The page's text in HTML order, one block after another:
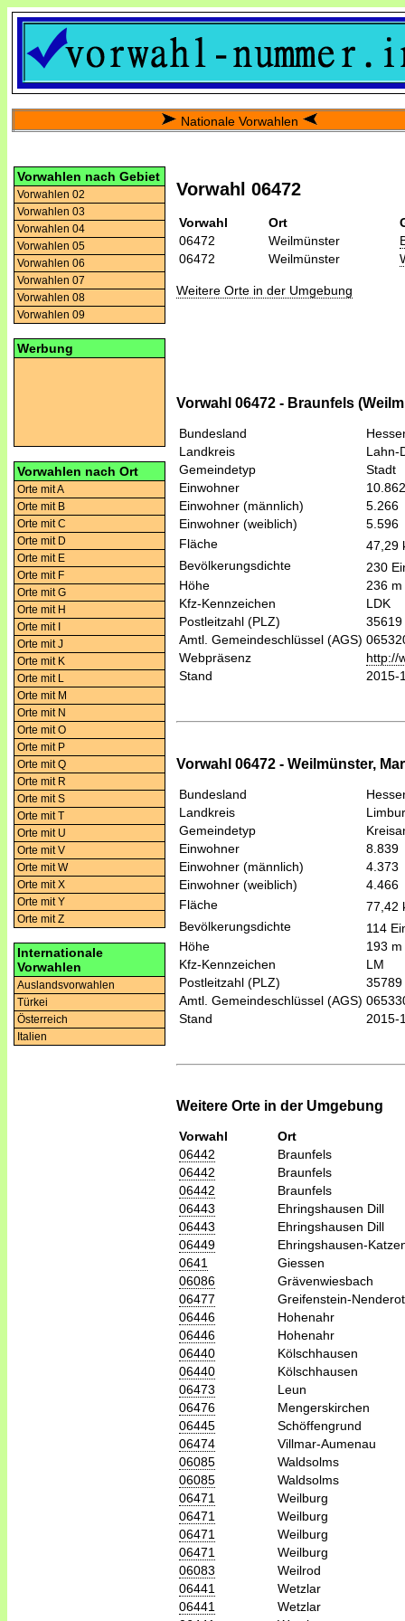
Nationale Vorwahlen
Vorwahlen nach Gebiet
Vorwahlen 02
Vorwahlen 03
Vorwahlen 04
Vorwahlen 05
Vorwahlen 06
Vorwahlen 07
Vorwahlen 08
Vorwahlen 09
Werbung
Vorwahlen nach Ort
Orte mit A
Orte mit B
Orte mit C
Orte mit D
Orte mit E
Orte mit F
Orte mit G
Orte mit H
Orte mit I
Orte mit J
Orte mit K
Orte mit L
Orte mit M
Orte mit N
Orte mit O
Orte mit P
Orte mit Q
Orte mit R
Orte mit S
Orte mit T
Orte mit U
Orte mit V
Orte mit W
Orte mit X
Orte mit Y
Orte mit Z
Internationale
Vorwahlen
Auslandsvorwahlen
Türkei
Österreich
Italien
Vorwahl 06472
Vorwahl Ort
06472
Weilmünster
06472
Weilmünster
Weitere Orte in der Umgebung
Vorwahl 06472 - Braunfels
Bundesland
Landkreis
Lahn-
Gemeindetyp
Stadt
Einwohner
10.862
Einwohner (männlich)
5.266
Einwohner (weiblich)
5.596
Fläche
47,29
Bevölkerungsdichte
230
Höhe
236 m
Kfz-Kennzeichen
LDK
Postleitzahl (PLZ)
35619
Amtl. Gemeindeschlüssel (AGS)
Webpräsenz
http://
Stand
2015-
Vorwahl 06472 - Weilmünster,
Bundesland
Landkreis
Gemeindetyp
Einwohner
8.839
Einwohner (männlich)
4.373
Einwohner (weiblich)
4.466
Fläche
77,42
Bevölkerungsdichte
114
Höhe
193
Kfz-Kennzeichen
LM
Postleitzahl (PLZ)
35789
Amtl. Gemeindeschlüssel (AGS)
Stand
2015-
Weitere Orte in der Umgebung
Vorwahl
Ort
06442
Braunfels
06442
Braunfels
06442
Braunfels
06443
Ehringshausen Dill
06443
Ehringshausen Dill
06449
Ehringshausen-
0641
Giessen
06086
Grävenwiesbach
06477
Greifenstein-
06446
Hohenahr
06446
Hohenahr
06440
Kölschhausen
06440
Kölschhausen
06473
Leun
06476
Mengerskirchen
06445
Schöffengrund
06474
Villmar-Aumenau
06085
Waldsolms
06085
Waldsolms
06471
Weilburg
06471
Weilburg
06471
Weilburg
06471
Weilburg
06083
Weilrod
06441
Wetzlar
06441
Wetzlar